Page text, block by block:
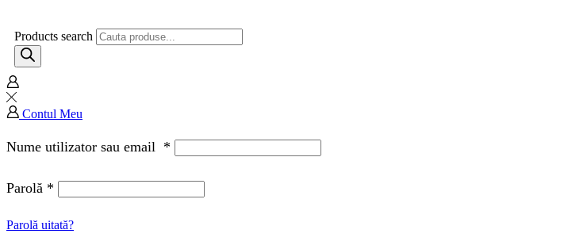
Products search
Contul Meu
Nume utilizator sau email *
Parolă *
Parolă uitată?